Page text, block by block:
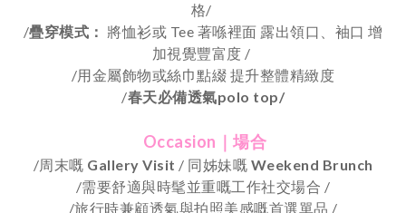
格/
/疊穿模式： 將恤衫或 Tee 著喺裡面 露出領口、袖口 增
加視覺豐富度 /
/用金屬飾物或絲巾點綴 提升整體精緻度
/春天必備透氣polo top/
Occasion｜場合
/周末嘅 Gallery Visit / 同姊妹嘅 Weekend Brunch
/需要舒適與時髦並重嘅工作社交場合 /
/旅行時兼顧透氣與拍照美感嘅首選單品 /